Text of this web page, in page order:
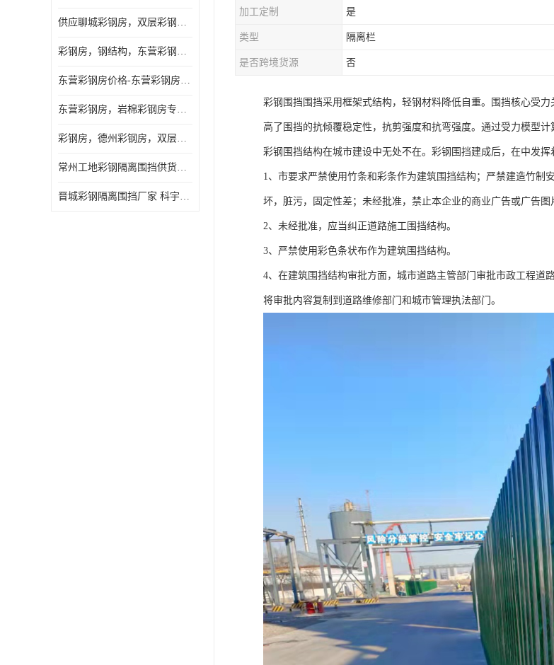
供应聊城彩钢房，双层彩钢房，岩棉彩钢房，彩钢快装房
彩钢房，钢结构，东营彩钢房，双层彩钢房，施工围挡
东营彩钢房价格-东营彩钢房批发
东营彩钢房，岩棉彩钢房专业制作安装
彩钢房，德州彩钢房，双层彩钢房，岩棉彩钢房供应商
常州工地彩钢隔离围挡供货商 科宇钢构工程
晋城彩钢隔离围挡厂家 科宇钢构工程
加工定制 是
类型 隔离栏
是否跨境货源 否
彩钢围挡围挡采用框架式结构，轻钢材料降低自重。围挡核心受
高了围挡的抗倾覆稳定性，抗剪强度和抗弯强度。通过受力模型计
彩钢围挡结构在城市建设中无处不在。彩钢围挡建成后，在中发
1、市要求严禁使用竹条和彩条作为建筑围挡结构；严禁建造竹
坏，脏污，固定性差；未经批准，禁止本企业的商业广告或广告图
2、未经批准，应当纠正道路施工围挡结构。
3、严禁使用彩色条状布作为建筑围挡结构。
4、在建筑围挡结构审批方面，城市道路主管部门审批市政工程
将审批内容复制到道路维修部门和城市管理执法部门。